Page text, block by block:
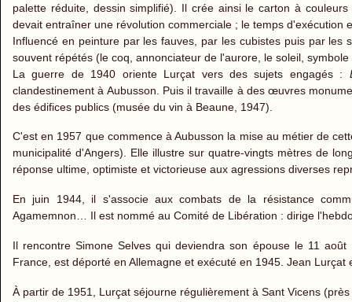
palette réduite, dessin simplifié). Il crée ainsi le carton à
devait entraîner une révolution commerciale ; le temps
Influencé en peinture par les fauves, par les cubistes puis par les
souvent répétés (le coq, annonciateur de l'aurore, le soleil,
La guerre de 1940 oriente Lurçat vers des sujets engagés :
clandestinement à Aubusson. Puis il travaille à des œuvres
des édifices publics (musée du vin à Beaune, 1947).
C'est en 1957 que commence à Aubusson la mise au métier de
municipalité d'Angers). Elle illustre sur quatre-vingts mètres de
réponse ultime, optimiste et victorieuse aux agressions diverses
En juin 1944, il s'associe aux combats de la résistance
Agamemnon… Il est nommé au Comité de Libération : dirige
Il rencontre Simone Selves qui deviendra son épouse le 11
France, est déporté en Allemagne et exécuté en 1945. Jean
À partir de 1951, Lurçat séjourne régulièrement à Sant Vicens